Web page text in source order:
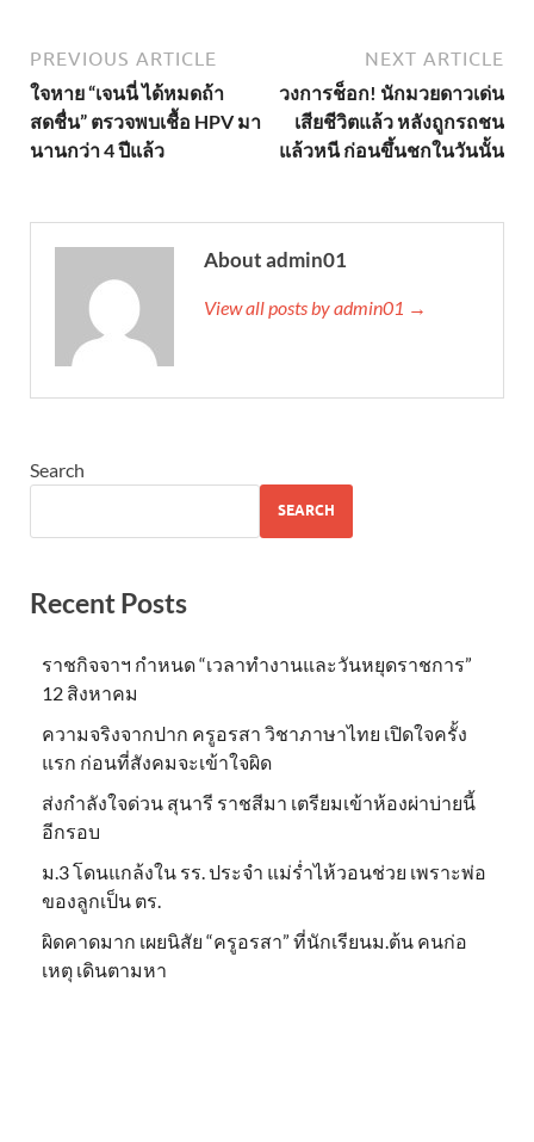
PREVIOUS ARTICLE
ใจหาย “เจนนี่ ได้หมดถ้า
สดชื่น” ตรวจพบเชื้อ HPV มา
นานกว่า 4 ปีแล้ว
NEXT ARTICLE
วงการช็อก! นักมวยดาวเด่น
เสียชีวิตแล้ว หลังถูกรถชน
แล้วหนี ก่อนขึ้นชกในวันนั้น
About admin01
View all posts by admin01 →
Search
SEARCH
Recent Posts
ราชกิจจาฯ กำหนด “เวลาทำงานและวันหยุดราชการ”
12 สิงหาคม
ความจริงจากปาก ครูอรสา วิชาภาษาไทย เปิดใจครั้ง
แรก ก่อนที่สังคมจะเข้าใจผิด
ส่งกำลังใจด่วน สุนารี ราชสีมา เตรียมเข้าห้องผ่าบ่ายนี้
อีกรอบ
ม.3 โดนแกล้งใน รร. ประจำ แม่ร่ำไห้วอนช่วย เพราะพ่อ
ของลูกเป็น ตร.
ผิดคาดมาก เผยนิสัย “ครูอรสา” ที่นักเรียนม.ต้น คนก่อ
เหตุ เดินตามหา